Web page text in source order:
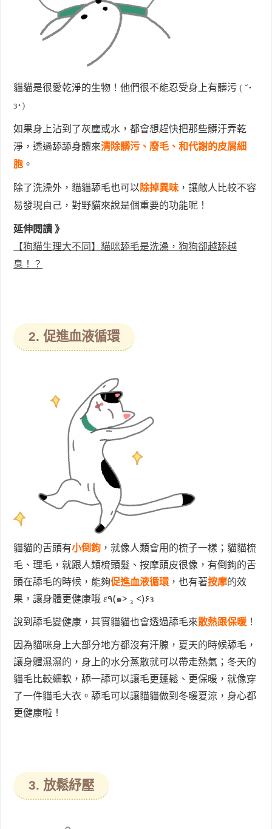
貓貓是很愛乾淨的生物！他們很不能忍受身上有髒污 ( ˘･
з･)
如果身上沾到了灰塵或水，都會想趕快把那些髒汙弄乾
淨，透過舔舔身體來清除髒污、廢毛、和代謝的皮屑細
胞 。
除了洗澡外，貓貓舔毛也可以除掉異味 ，讓敵人比較不容
易發現自己，對野貓來說是個重要的功能呢！
延伸閱讀 》
【狗貓生理大不同】貓咪舔毛是洗澡，狗狗卻越舔越
臭！？
2. 促進血液循環
貓貓的舌頭有小倒鉤 ，就像人類會用的梳子一樣；貓貓梳
毛、理毛，就跟人類梳頭髮、按摩頭皮很像，有倒鉤的舌
頭在舔毛的時候，能夠促進血液循環 ，也有著按摩的效
果，讓身體更健康哦 ε٩(๑> ₃ <)۶з
說到舔毛變健康，其實貓貓也會透過舔毛來散熱跟保暖 ！
因為貓咪身上大部分地方都沒有汗腺，夏天的時候舔毛，
讓身體濕濕的，身上的水分蒸散就可以帶走熱氣；冬天的
貓毛比較細軟，舔一舔可以讓毛更蓬鬆、更保暖，就像穿
了一件貓毛大衣。舔毛可以讓貓貓做到冬暖夏涼，身心都
更健康啦！
3. 放鬆紓壓